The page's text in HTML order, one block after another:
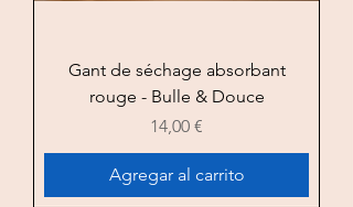
Gant de séchage absorbant
rouge - Bulle & Douce
Precio
14,00 €
Agregar al carrito